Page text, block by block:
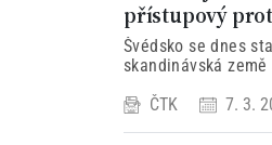
přístupový
Švédsko se dnes
skandinávská
ČTK 7. 3.